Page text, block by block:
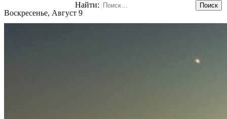
Воскресенье, Август 9
Найти: